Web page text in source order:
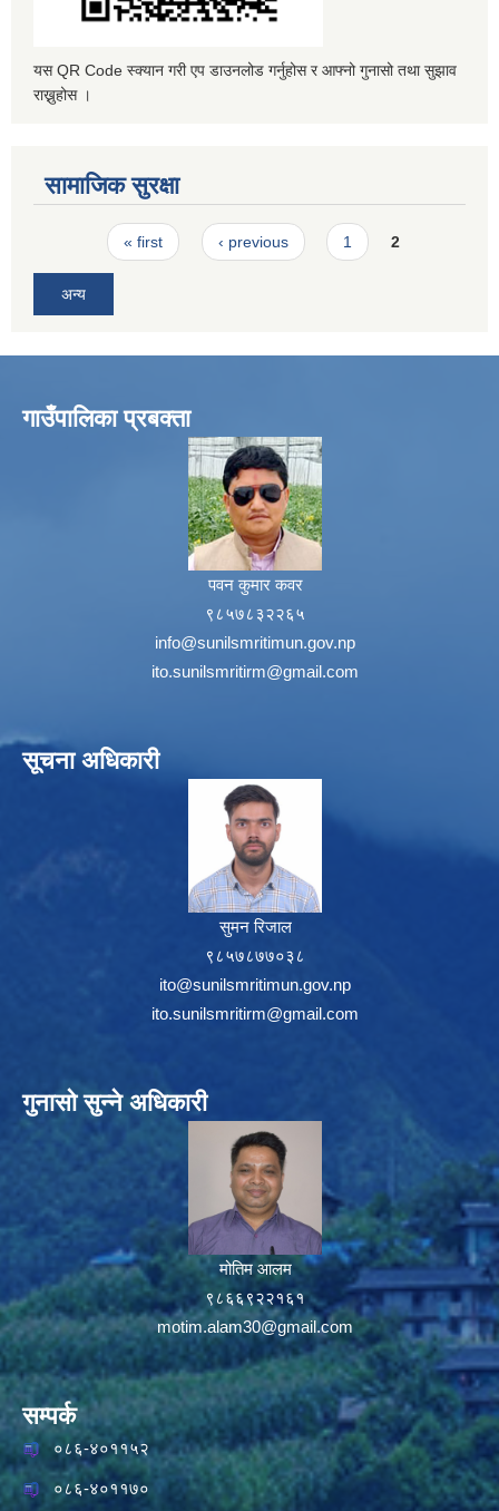
यस QR Code स्क्यान गरी एप डाउनलोड गर्नुहोस र आफ्नो गुनासो तथा सुझाव
राख्नुहोस ।
सामाजिक सुरक्षा
Pages« first ‹ previous 1 2
अन्य
गाउँपालिका प्रबक्ता
पवन कुमार कवर
९८५७८३२२६५
info@sunilsmritimun.gov.np
ito.sunilsmritirm@gmail.com
सूचना अधिकारी
सुमन रिजाल
९८५७८७७०३८
ito@sunilsmritimun.gov.np
ito.sunilsmritirm@gmail.com
गुनासो सुन्ने अधिकारी
मोतिम आलम
९८६६९२२१६१
motim.alam30@gmail.com
सम्पर्क
०८६-४०११५२
०८६-४०११७०